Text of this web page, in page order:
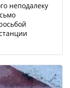
неподалеку